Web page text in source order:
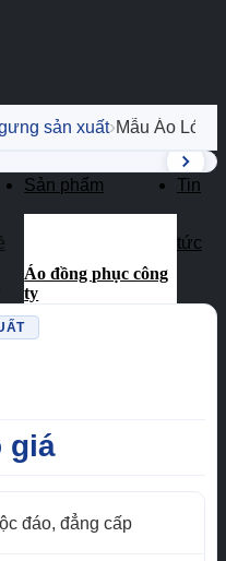
Sản phẩm
Áo đồng phục công
ty
Áo polo đồng phục
Đồng phục lớp
Bảo hộ lao động
Đồng phục công sở
Tin
tức
sản xuất›Mẫu Áo Lớp
giá
đáo, đẳng cấp